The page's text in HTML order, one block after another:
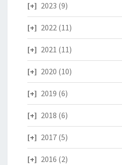
2023 (9)
2022 (11)
2021 (11)
2020 (10)
2019 (6)
2018 (6)
2017 (5)
2016 (2)